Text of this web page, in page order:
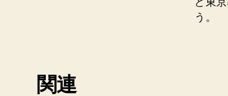
う。
関連